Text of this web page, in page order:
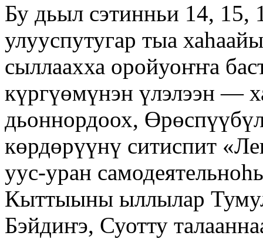
Бу дьыл сэтинньи 14, 15,
улууспутугар тыа
сыллаахха оройуоҥҥа
күргүөмүнэн үлэлээн —
дьоннордоох,
көрдөрүүнү ситиспит
уус-уран
Кыттыыны ыллылар
Бэйдиҥэ, Суотту